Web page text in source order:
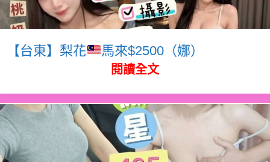
【台東】梨花 馬來$2500（娜）
閱讀全文